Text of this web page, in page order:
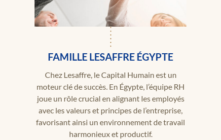
FAMILLE LESAFFRE ÉGYPTE
Chez Lesaffre, le Capital Humain est un
moteur clé de succès. En Égypte, l’équipe RH
joue un rôle crucial en alignant les employés
avec les valeurs et principes de l’entreprise,
favorisant ainsi un environnement de travail
harmonieux et productif.